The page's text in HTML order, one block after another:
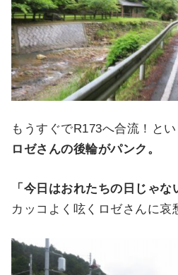
もうすぐでR173へ合流！とい
ロゼさんの後輪がパンク。
「今日はおれたちの日じゃな
カッコよく呟くロゼさんに哀